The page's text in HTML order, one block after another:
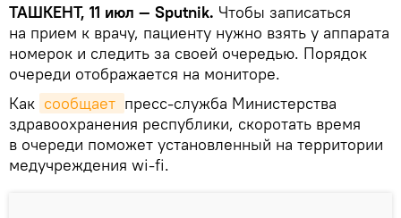
ТАШКЕНТ, 11 июл — Sputnik. Чтобы записаться
на прием к врачу, пациенту нужно взять у аппарата
номерок и следить за своей очередью. Порядок
очереди отображается на мониторе.
Как сообщает пресс-служба Министерства
здравоохранения республики, скоротать время
в очереди поможет установленный на территории
медучреждения wi-fi.